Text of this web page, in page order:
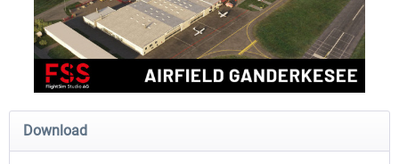
Aerosoft Mega Airport Brüssel
Download